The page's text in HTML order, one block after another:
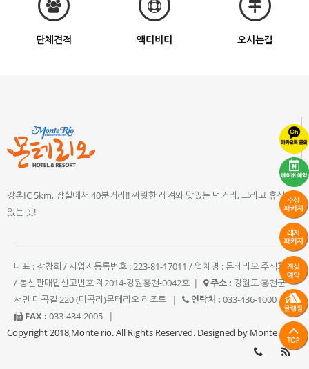
단체견적 액티비티 오시는길
강촌IC 5km, 잠실에서 40분거리!! 짜릿한 레져와 맛있는 먹거리, 그리고 휴식이
있는 곳!
대표 : 강창희 / 사업자등록번호 : 223-81-17011 / 업체명 : 몬테리오 주식회사
/ 통신판매업신고번호 제2014-강원홍천-0042호 | 주소 : 강원도 홍천군
서면 마곡길 220 (마곡리)몬테리오 리조트
| 연락처 : 033-436-1000
|
FAX : 033-434-2005
|
Copyright 2018,Monte rio. All Rights Reserved. Designed by Monte rio.